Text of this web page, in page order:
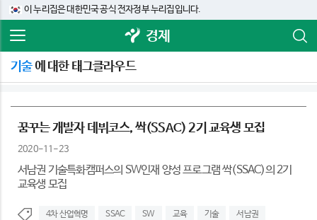
이 누리집은 대한민국 공식 전자정부 누리집입니다.
경제
기술에 대한 태그클라우드
꿈꾸는 개발자 데뷔코스, 싹(SSAC) 2기 교육생 모집
2020-11-23
서남권 기술특화캠퍼스의 SW인재 양성 프로그램 싹(SSAC)의 2기
교육생 모집
4차 산업혁명 SSAC SW 교육 기술 서남권